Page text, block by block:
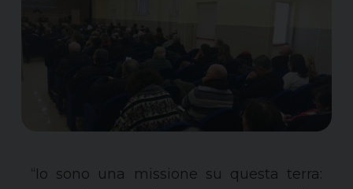
“Io sono una
missione su questa terra: